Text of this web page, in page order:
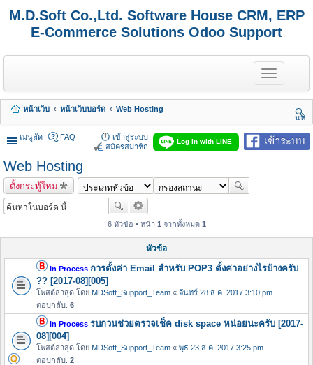
M.D.Soft Co.,Ltd. Software House CRM, ERP
E-Commerce Solutions Odoo Support
T
o
g
e
n
a
หน้าเว็บ หน้าเว็บบอร์ด
Web Hosting
นห
า
เมนูลัด
เข้าระบบ
Log in with LINE
FAQ
เข้าสู่ระบบ
สมัครสมาชิก
Web Hosting
ตั้งกระทู้ใหม่
6 หัวข้อ • หน้า 1 จากทั้งหมด 1
หัวข้อ
In Process การตั้งค่า Email สำหรับ POP3 ตั้งค่าอย่างไรบ้างครับ
?? [2017-08][005]
โพสต์ล่าสุด โดย MDSoft_Support_Team « จันทร์ 28 ส.ค. 2017 3:10 pm
ตอบกลับ: 6
In Process รบกวนช่วยตรวจเช็ค disk space หน่อยนะครับ [2017-
08][004]
โพสต์ล่าสุด โดย MDSoft_Support_Team « พุธ 23 ส.ค. 2017 3:25 pm
ตอบกลับ: 2